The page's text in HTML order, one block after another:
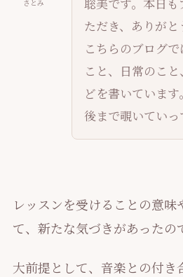
さとみ
ただき、ありがと
こちらのブログ
こと、日常のこ
どを書いていま
後まで覗いていっ
レッスンを受けることの意味
て、新たな気づきがあったの
大前提として、音楽との付き